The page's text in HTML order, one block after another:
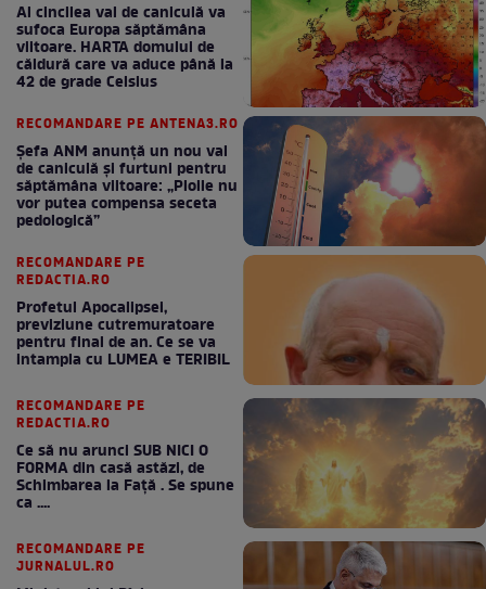
Al cincilea val de caniculă va
sufoca Europa săptămâna
viitoare. HARTA domului de
căldură care va aduce până la
42 de grade Celsius
RECOMANDARE PE ANTENA3.RO
Șefa ANM anunță un nou val
de caniculă și furtuni pentru
săptămâna viitoare: „Ploile nu
vor putea compensa seceta
pedologică”
RECOMANDARE PE
REDACTIA.RO
Profetul Apocalipsei,
previziune cutremuratoare
pentru final de an. Ce se va
intampla cu LUMEA e TERIBIL
RECOMANDARE PE
REDACTIA.RO
Ce să nu arunci SUB NICI O
FORMA din casă astăzi, de
Schimbarea la Față . Se spune
ca ....
RECOMANDARE PE
JURNALUL.RO